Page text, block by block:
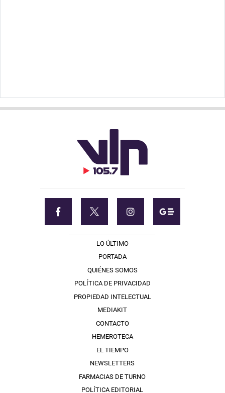
LO ÚLTIMO
PORTADA
QUIÉNES SOMOS
POLÍTICA DE PRIVACIDAD
PROPIEDAD INTELECTUAL
MEDIAKIT
CONTACTO
HEMEROTECA
EL TIEMPO
NEWSLETTERS
FARMACIAS DE TURNO
POLÍTICA EDITORIAL